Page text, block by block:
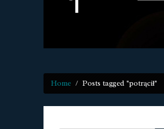
Home Posts tagged "potrącił"